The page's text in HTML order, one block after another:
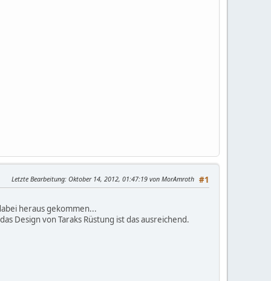
#1
Letzte Bearbeitung: Oktober 14, 2012, 01:47:19 von MorAmroth
heraus gekommen...
Design von Taraks Rüstung ist das ausreichend.